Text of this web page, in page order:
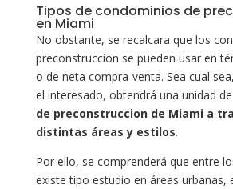
Tipos de condominios de
en Miami
No obstante, se recalcara que los
preconstruccion se pueden usar en
o de neta compra-venta. Sea cual
el interesado, obtendrá una unidad de
de preconstruccion de Miami a
distintas áreas y estilos.
Por ello, se comprenderá que entre
existe tipo estudio en áreas urbanas,